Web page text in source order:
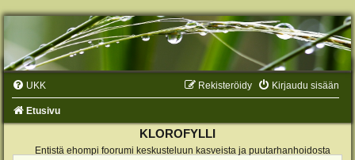
UKK Kirjaudu sisään
Rekisteröidy
Etusivu
KLOROFYLLI
Entistä ehompi foorumi keskusteluun kasveista ja puutarhanhoidosta